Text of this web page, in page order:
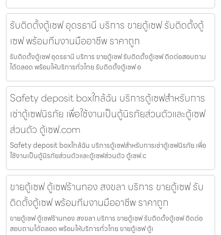
รับติดตั้งตู้เซฟ อุดรธานี บริการ ขายตู้เซฟ รับติดตั้งตู้
เซฟ พร้อมทีมงานมืออาชีพ ราคาถูก
รับติดตั้งตู้เซฟ อุดรธานี บริการ ขายตู้เซฟ รับติดตั้งตู้เซฟ ติดต่อสอบถาม
ได้ตลอด พร้อมให้บริการทั่วไทย รับติดตั้งตู้เซฟ อ
Safety deposit boxใกล้ฉัน บริการตู้เซฟสำหรับการ
เช่าตู้เซฟนิรภัย เพื่อใช้งานเป็นตู้นิรภัยส่วนตัวและตู้เซฟ
ส่วนตัว ตู้เซฟ.com
Safety deposit boxใกล้ฉัน บริการตู้เซฟสำหรับการเช่าตู้เซฟนิรภัย เพื่อ
ใช้งานเป็นตู้นิรภัยส่วนตัวและตู้เซฟส่วนตัว ตู้เซฟ.c
ขายตู้เซฟ ตู้เซฟร้านทอง สงขลา บริการ ขายตู้เซฟ รับ
ติดตั้งตู้เซฟ พร้อมทีมงานมืออาชีพ ราคาถูก
ขายตู้เซฟ ตู้เซฟร้านทอง สงขลา บริการ ขายตู้เซฟ รับติดตั้งตู้เซฟ ติดต่อ
สอบถามได้ตลอด พร้อมให้บริการทั่วไทย ขายตู้เซฟ ตู้เ